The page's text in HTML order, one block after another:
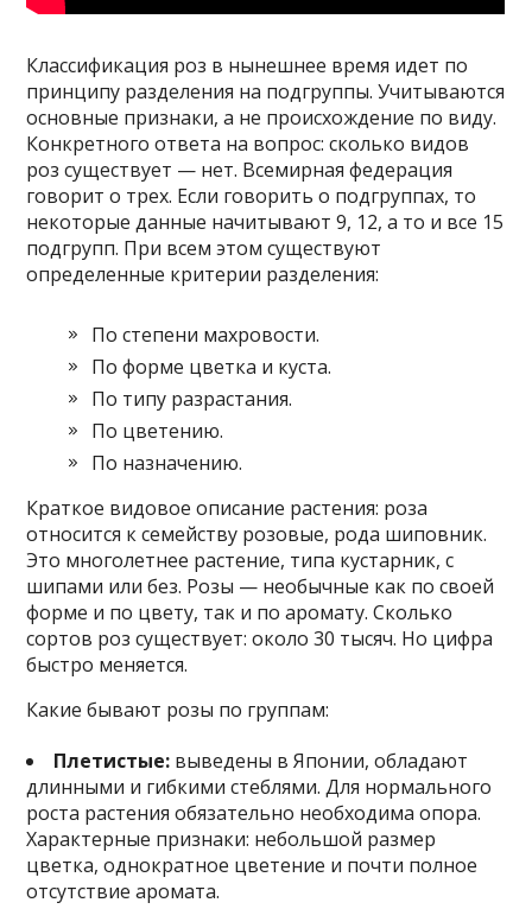
Классификация роз в нынешнее время идет по
принципу разделения на подгруппы. Учитываются
основные признаки, а не происхождение по виду.
Конкретного ответа на вопрос: сколько видов
роз существует — нет. Всемирная федерация
говорит о трех. Если говорить о подгруппах, то
некоторые данные начитывают 9, 12, а то и все 15
подгрупп. При всем этом существуют
определенные критерии разделения:
По степени махровости.
По форме цветка и куста.
По типу разрастания.
По цветению.
По назначению.
Краткое видовое описание растения: роза
относится к семейству розовые, рода шиповник.
Это многолетнее растение, типа кустарник, с
шипами или без. Розы — необычные как по своей
форме и по цвету, так и по аромату. Сколько
сортов роз существует: около 30 тысяч. Но цифра
быстро меняется.
Какие бывают розы по группам:
Плетистые: выведены в Японии, обладают
длинными и гибкими стеблями. Для нормального
роста растения обязательно необходима опора.
Характерные признаки: небольшой размер
цветка, однократное цветение и почти полное
отсутствие аромата.